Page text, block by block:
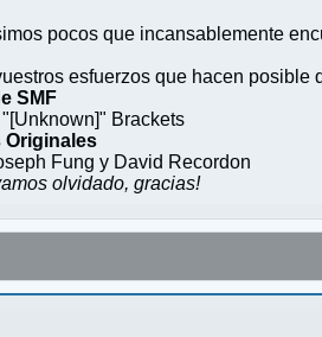
pocos que incansablemente
esfuerzos que hacen posible
SMF
Brackets
Originales
Fung y David Recordon
olvidado, gracias!